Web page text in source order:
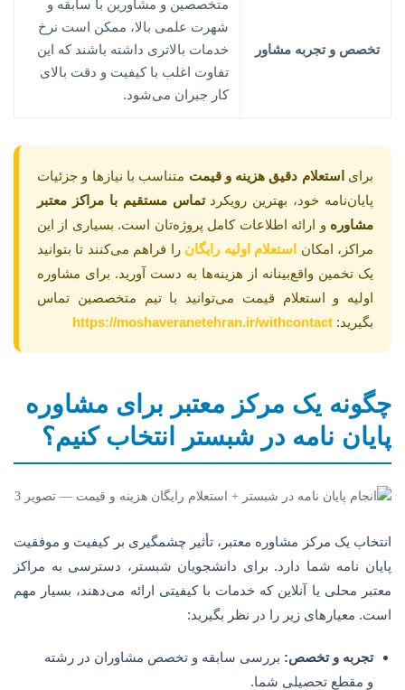
تخصص و تجربه مشاور
متخصصین و مشاورین با سابقه و
شهرت علمی بالا، ممکن است نرخ
خدمات بالاتری داشته باشند که این
تفاوت اغلب با کیفیت و دقت بالای
کار جبران می‌شود.
برای استعلام دقیق هزینه و قیمت متناسب با نیازها و جزئیات
پایان‌نامه خود، بهترین رویکردتماس مستقیم با مراکز معتبر
مشاوره و ارائه اطلاعات کامل پروژه‌تان است. بسیاری از این
مراکز، امکان
استعلام اولیه رایگان را فراهم می‌کنند تا بتوانید
یک تخمین واقع‌بینانه از هزینه‌ها به دست آورید. برای مشاوره
اولیه و استعلام قیمت می‌توانید با تیم متخصصین تماس
بگیرید: https://moshaveranetehran.ir/withcontact
چگونه یک مرکز معتبر برای مشاوره
پایان نامه در شبستر انتخاب کنیم؟
انتخاب یک مرکز مشاوره معتبر، تأثیر چشمگیری بر کیفیت و موفقیت
پایان نامه شما دارد. برای دانشجویان شبستر، دسترسی به مراکز
معتبر محلی یا آنلاین که خدمات با کیفیتی ارائه می‌دهند، بسیار مهم
است. معیارهای زیر را در نظر بگیرید:
تجربه و تخصص: بررسی سابقه و تخصص مشاوران در رشته
و مقطع تحصیلی شما.